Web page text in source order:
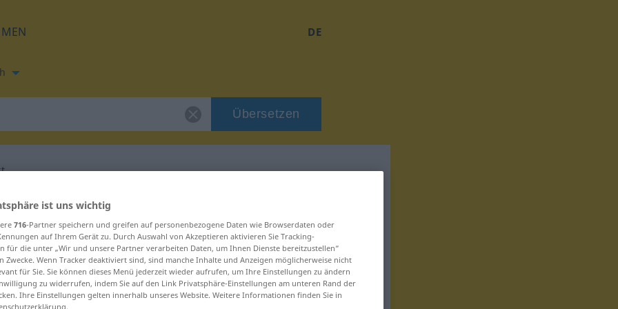
DE
Übersetzen
für "vinkelrett"
ist uns wichtig
716-Partner speichern und greifen auf personenbezogene Daten wie Browserdaten oder
auf Ihrem Gerät zu. Durch Auswahl von Akzeptieren aktivieren Sie Tracking-
für die unter „Wir und unsere Partner verarbeiten Daten, um Ihnen Dienste bereitzustellen“
Zwecke. Wenn Tracker deaktiviert sind, sind manche Inhalte und Anzeigen möglicherweise nicht
für Sie. Sie können dieses Menü jederzeit wieder aufrufen, um Ihre Einstellungen zu ändern
zu widerrufen, indem Sie auf den Link Privatsphäre-Einstellungen am unteren Rand der
Ihre Einstellungen gelten innerhalb unseres Website. Weitere Informationen finden Sie in